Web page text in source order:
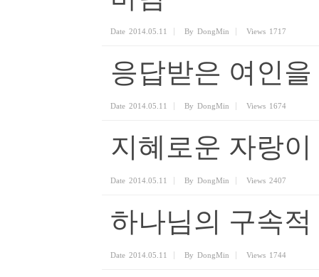
Date 2014.05.11 By DongMin Views 1717
응답받은 여인
Date 2014.05.11 By DongMin Views 1674
지혜로운 자랑
Date 2014.05.11 By DongMin Views 2407
하나님의 구속
Date 2014.05.11 By DongMin Views 1744